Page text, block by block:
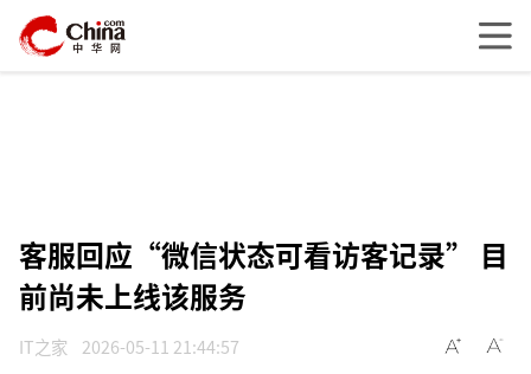
客服回应“微信状态可看访客记录” 目
前尚未上线该服务
IT之家 2026-05-11 21:44:57